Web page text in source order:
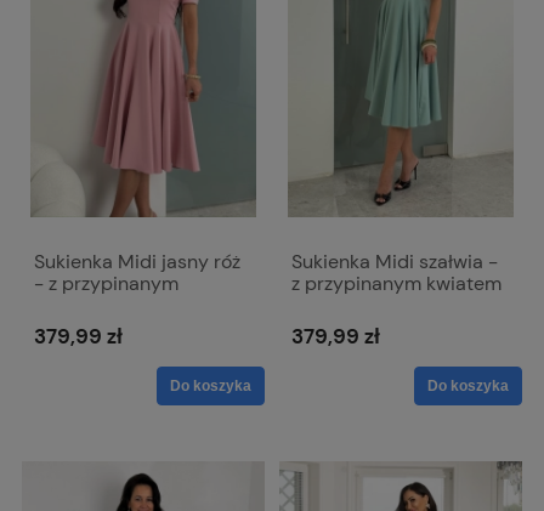
Sukienka Midi jasny róż
- z przypinanym
379,99 zł
Do koszyka
Sukienka Midi szałwia -
z przypinanym kwiatem
379,99 zł
Do koszyka